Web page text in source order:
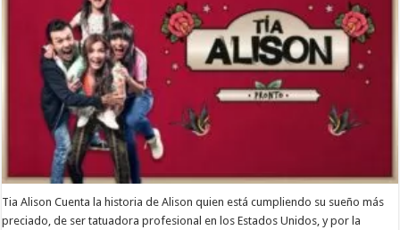
Tia Alison Cuenta la historia de Alison quien está cumpliendo su sueño más
preciado, de ser tatuadora profesional en los Estados Unidos, y por la